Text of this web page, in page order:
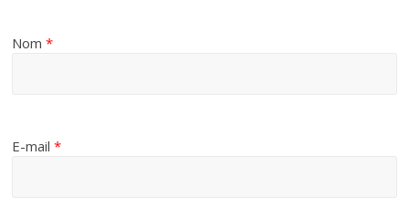
Nom*
E-mail*